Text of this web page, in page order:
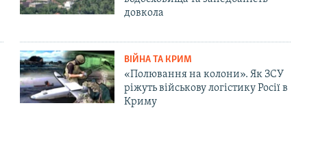
довкола
ВІЙНА ТА КРИМ
«Полювання на колони». Як ЗСУ
ріжуть військову логістику Росії в
Криму